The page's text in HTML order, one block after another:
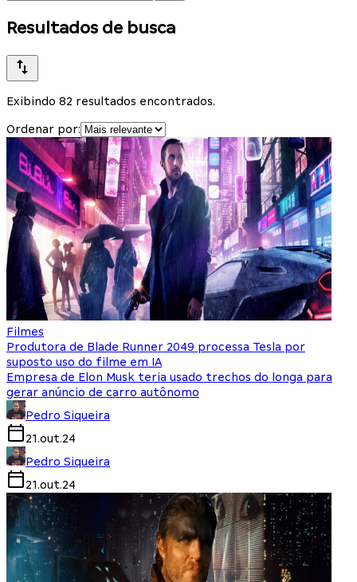
Resultados de busca
Exibindo 82 resultados encontrados.
Ordenar por:
Filmes
Produtora de Blade Runner 2049 processa Tesla por
suposto uso do filme em IA
Empresa de Elon Musk teria usado trechos do longa para
gerar anúncio de carro autônomo
Pedro Siqueira
21.out.24
Pedro Siqueira
21.out.24